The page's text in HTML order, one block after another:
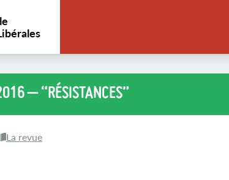
– “RÉSISTANCES”
La revue